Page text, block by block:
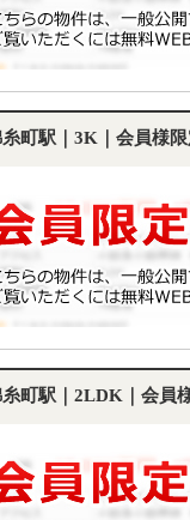
町駅｜3K｜会員様限
町駅｜2LDK｜会員